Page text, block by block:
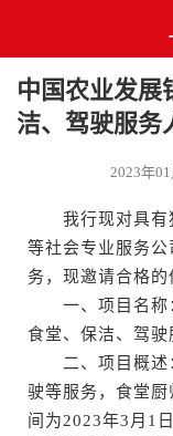
中国农业发展
洁、驾驶服务
2023年
我行现对具有独
等社会专业服务
务，现邀请合格的
一、项目名称
食堂、保洁、驾驶
二、项目概述
驶等服务，食堂
间为2023年3月1